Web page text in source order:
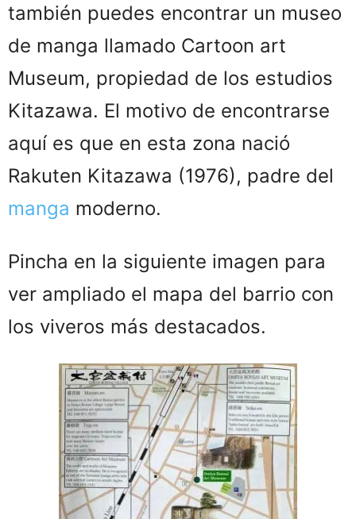
también puedes encontrar un museo
de manga llamado Cartoon art
Museum, propiedad de los estudios
Kitazawa. El motivo de encontrarse
aquí es que en esta zona nació
Rakuten Kitazawa (1976), padre del
manga moderno.
Pincha en la siguiente imagen para
ver ampliado el mapa del barrio con
los viveros más destacados.